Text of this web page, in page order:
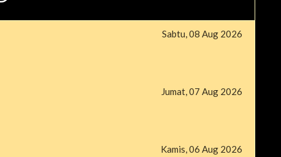
Sabtu, 08 Aug 2026
Jumat, 07 Aug 2026
Kamis, 06 Aug 2026